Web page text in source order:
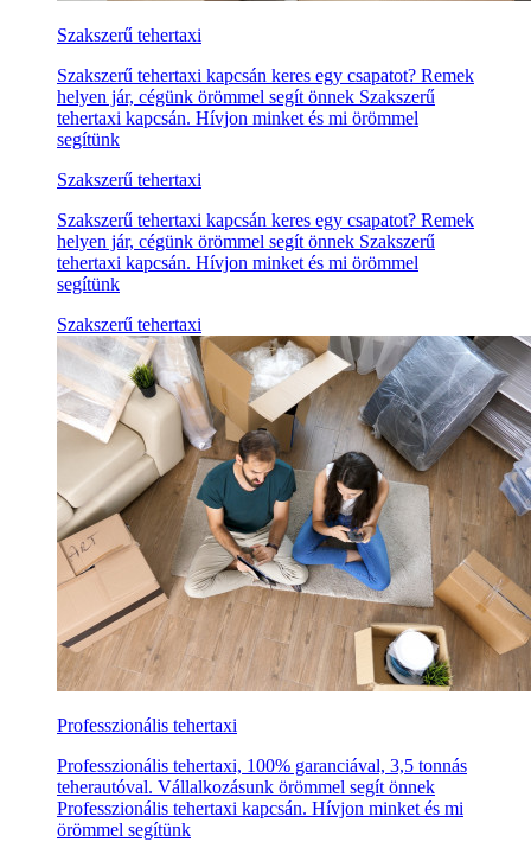
Szakszerű tehertaxi
Szakszerű tehertaxi kapcsán keres egy csapatot? Remek
helyen jár, cégünk örömmel segít önnek Szakszerű
tehertaxi kapcsán. Hívjon minket és mi örömmel
segítünk
Szakszerű tehertaxi
Szakszerű tehertaxi kapcsán keres egy csapatot? Remek
helyen jár, cégünk örömmel segít önnek Szakszerű
tehertaxi kapcsán. Hívjon minket és mi örömmel
segítünk
Szakszerű tehertaxi
Professzionális tehertaxi
Professzionális tehertaxi, 100% garanciával, 3,5 tonnás
teherautóval. Vállalkozásunk örömmel segít önnek
Professzionális tehertaxi kapcsán. Hívjon minket és mi
örömmel segítünk